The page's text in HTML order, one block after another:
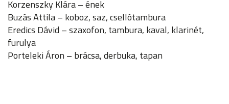
Korzenszky Klára – ének
Buzás Attila – koboz, saz, csellótambura
Eredics Dávid – szaxofon, tambura, kaval, klarinét,
furulya
Porteleki Áron – brácsa, derbuka, tapan